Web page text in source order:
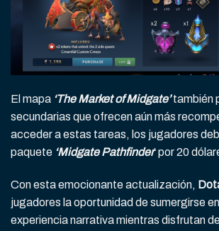
El mapa ‘The Market of Midgate’también
secundarias que ofrecen aún más
acceder a estas tareas, los jugadores
paquete ‘Midgate Pathfinder’ por 20
Con esta emocionante actualización,
jugadores la oportunidad de sumergirse
experiencia narrativa mientras disfrutan